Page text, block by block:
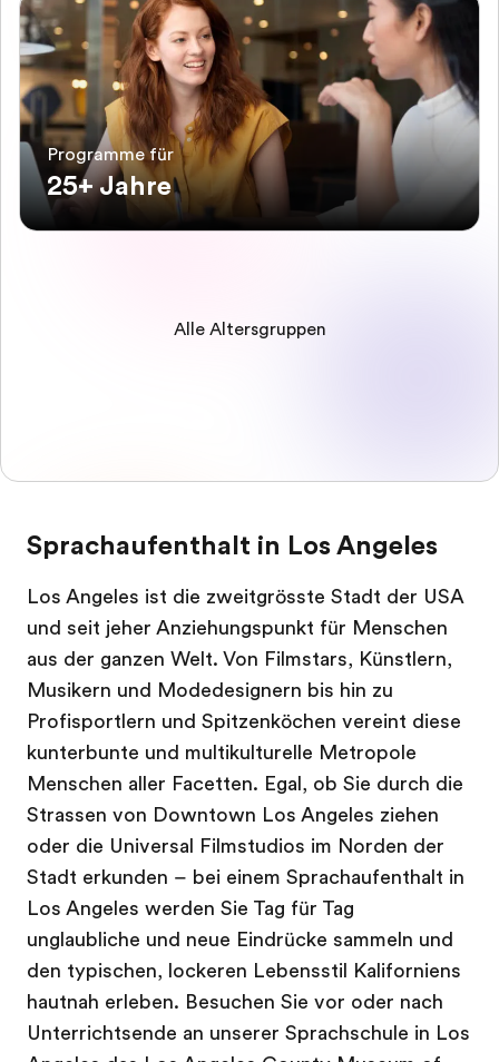
Programme für
25+ Jahre
Alle Altersgruppen
Sprachaufenthalt in Los Angeles
Los Angeles ist die zweitgrösste Stadt der USA
und seit jeher Anziehungspunkt für Menschen
aus der ganzen Welt. Von Filmstars, Künstlern,
Musikern und Modedesignern bis hin zu
Profisportlern und Spitzenköchen vereint diese
kunterbunte und multikulturelle Metropole
Menschen aller Facetten. Egal, ob Sie durch die
Strassen von Downtown Los Angeles ziehen
oder die Universal Filmstudios im Norden der
Stadt erkunden – bei einem Sprachaufenthalt in
Los Angeles werden Sie Tag für Tag
unglaubliche und neue Eindrücke sammeln und
den typischen, lockeren Lebensstil Kaliforniens
hautnah erleben. Besuchen Sie vor oder nach
Unterrichtsende an unserer Sprachschule in Los